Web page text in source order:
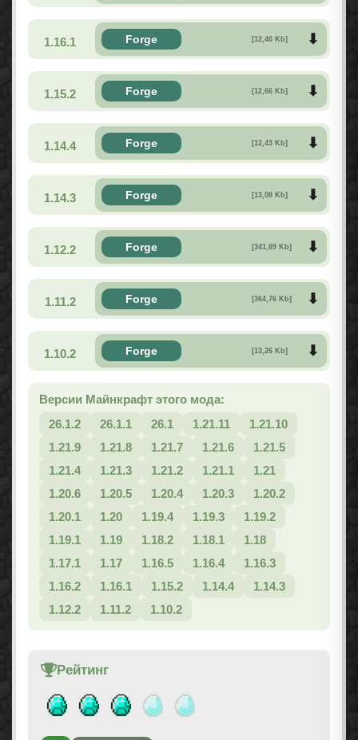
1.16.1 Forge [12,46 Kb]
1.15.2 Forge [12,66 Kb]
1.14.4 Forge [12,43 Kb]
1.14.3 Forge [13,08 Kb]
1.12.2 Forge [341,89 Kb]
1.11.2 Forge [364,76 Kb]
1.10.2 Forge [13,26 Kb]
Версии Майнкрафт этого мода:
26.1.2
26.1.1 26.1 1.21.11
1.21.10
1.21.9
1.21.8 1.21.7 1.21.6
1.21.5
1.21.4
1.21.3 1.21.2 1.21.1
1.21
1.20.6
1.20.5 1.20.4 1.20.3
1.20.2
1.20.1
1.20 1.19.4 1.19.3
1.19.2
1.19.1
1.19 1.18.2 1.18.1
1.18
1.17.1
1.17 1.16.5 1.16.4
1.16.3
1.16.2
1.16.1 1.15.2 1.14.4
1.14.3
1.12.2
1.11.2 1.10.2
Рейтинг